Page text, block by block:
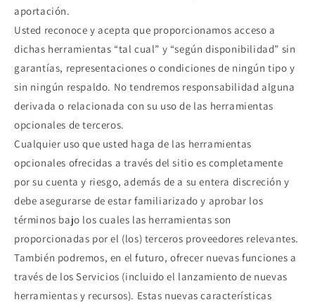
aportación.
Usted reconoce y acepta que proporcionamos acceso a
dichas herramientas “tal cual” y “según disponibilidad” sin
garantías, representaciones o condiciones de ningún tipo y
sin ningún respaldo. No tendremos responsabilidad alguna
derivada o relacionada con su uso de las herramientas
opcionales de terceros.
Cualquier uso que usted haga de las herramientas
opcionales ofrecidas a través del sitio es completamente
por su cuenta y riesgo, además de a su entera discreción y
debe asegurarse de estar familiarizado y aprobar los
términos bajo los cuales las herramientas son
proporcionadas por el (los) terceros proveedores relevantes.
También podremos, en el futuro, ofrecer nuevas funciones a
través de los Servicios (incluido el lanzamiento de nuevas
herramientas y recursos). Estas nuevas características